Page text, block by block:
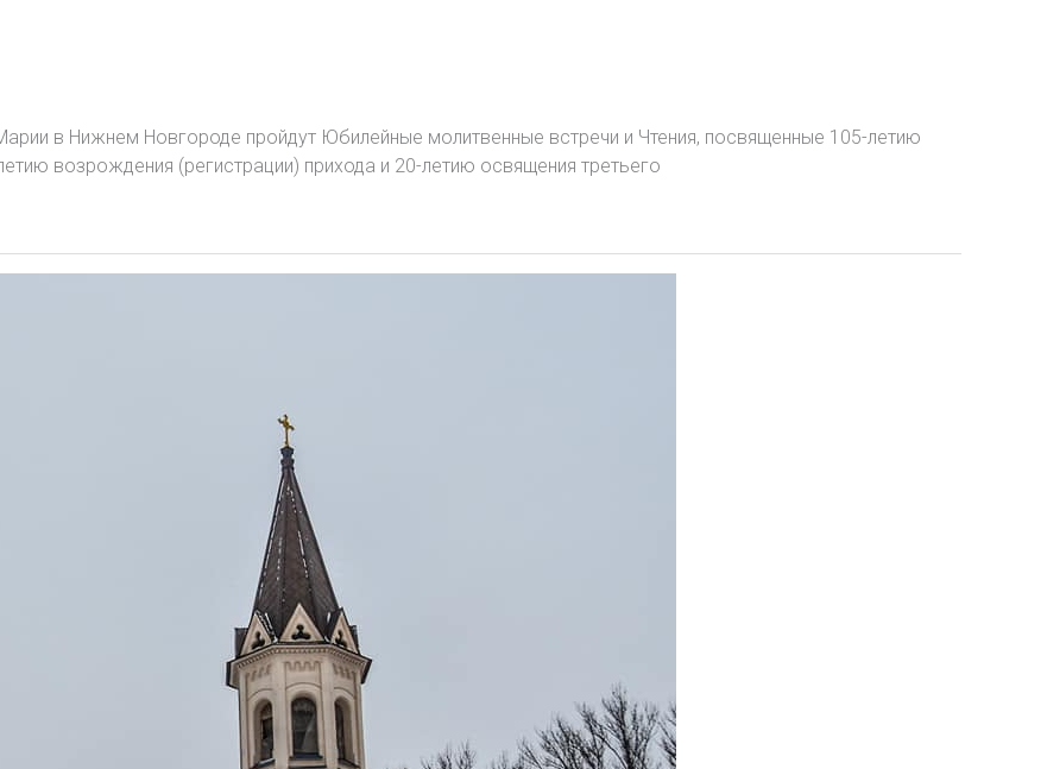
в Нижнем Новгороде пройдут Юбилейные молитвенные встречи и Чтения, посвященные 105-летию
возрождения (регистрации) прихода и 20-летию освящения третьего